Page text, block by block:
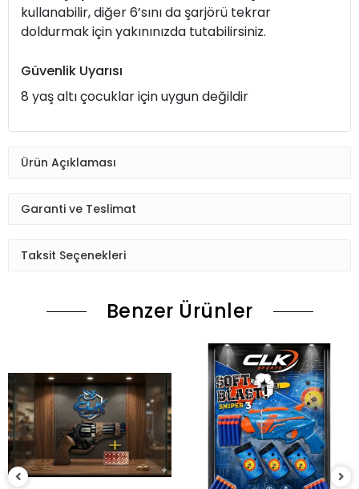
kullanabilir, diğer 6’sını da şarjörü tekrar
doldurmak için yakınınızda tutabilirsiniz.
Güvenlik Uyarısı
8 yaş altı çocuklar için uygun değildir
Ürün Açıklaması
Garanti ve Teslimat
Taksit Seçenekleri
Benzer Ürünler